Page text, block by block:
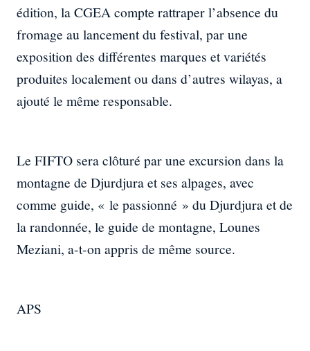
édition, la CGEA compte rattraper l’absence du
fromage au lancement du festival, par une
exposition des différentes marques et variétés
produites localement ou dans d’autres wilayas, a
ajouté le même responsable.
Le FIFTO sera clôturé par une excursion dans la
montagne de Djurdjura et ses alpages, avec
comme guide, « le passionné » du Djurdjura et de
la randonnée, le guide de montagne, Lounes
Meziani, a-t-on appris de même source.
APS